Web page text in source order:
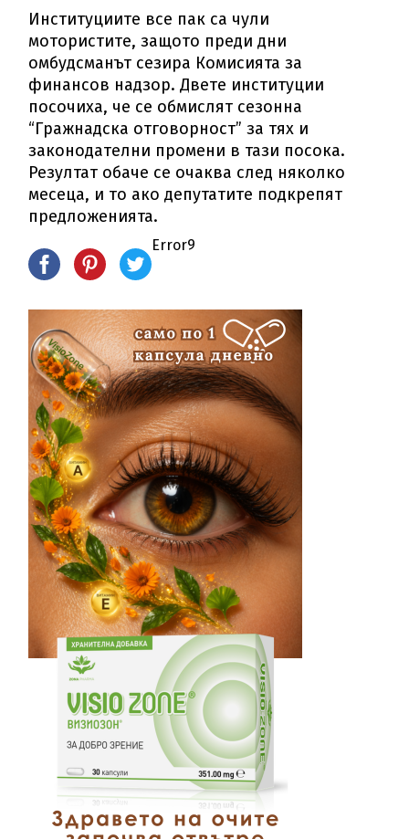
Институциите все пак са чули
мотористите, защото преди дни
омбудсманът сезира Комисията за
финансов надзор. Двете институции
посочиха, че се обмислят сезонна
“Гражнадска отговорност” за тях и
законодателни промени в тази посока.
Резултат обаче се очаква след няколко
месеца, и то ако депутатите подкрепят
предложенията.
Error9